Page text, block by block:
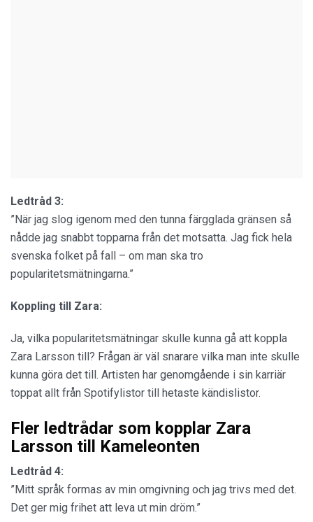
Ledtråd 3:
”När jag slog igenom med den tunna färgglada gränsen så
nådde jag snabbt topparna från det motsatta. Jag fick hela
svenska folket på fall – om man ska tro
popularitetsmätningarna.”
Koppling till Zara:
Ja, vilka popularitetsmätningar skulle kunna gå att koppla
Zara Larsson till? Frågan är väl snarare vilka man inte skulle
kunna göra det till. Artisten har genomgående i sin karriär
toppat allt från Spotifylistor till hetaste kändislistor.
Fler ledtrådar som kopplar Zara
Larsson till Kameleonten
Ledtråd 4:
”Mitt språk formas av min omgivning och jag trivs med det.
Det ger mig frihet att leva ut min dröm.”